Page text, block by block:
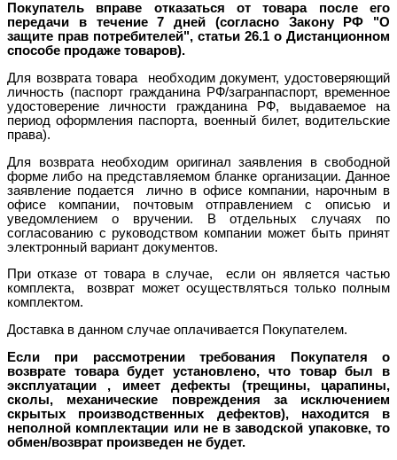
Покупатель вправе отказаться от товара после его
передачи в течение 7 дней (согласно Закону РФ "О
защите прав потребителей", статьи 26.1 о Дистанционном
способе продаже товаров).
Для возврата товара необходим документ, удостоверяющий
личность (паспорт гражданина РФ/загранпаспорт, временное
удостоверение личности гражданина РФ, выдаваемое на
период оформления паспорта, военный билет, водительские
права).
Для возврата необходим оригинал заявления в свободной
форме либо на представляемом бланке организации. Данное
заявление подается лично в офисе компании, нарочным в
офисе компании, почтовым отправлением с описью и
уведомлением о вручении. В отдельных случаях по
согласованию с руководством компании может быть принят
электронный вариант документов.
При отказе от товара в случае, если он является частью
комплекта, возврат может осуществляться только полным
комплектом.
Доставка в данном случае оплачивается Покупателем.
Если при рассмотрении требования Покупателя о
возврате товара будет установлено, что товар был в
эксплуатации , имеет дефекты (трещины, царапины,
сколы, механические повреждения за исключением
скрытых производственных дефектов), находится в
неполной комплектации или не в заводской упаковке, то
обмен/возврат произведен не будет.